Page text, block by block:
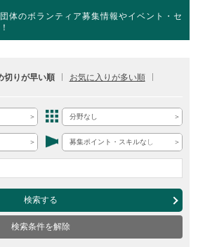
体のボランティア募集情報やイベント・セ
切りが早い順 お気に入りが多い順
分野なし
募集ポイント・スキルなし
検索する
検索条件を解除